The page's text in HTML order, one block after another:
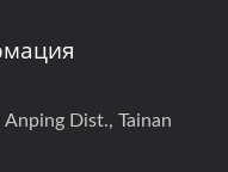
Anping Dist., Tainan